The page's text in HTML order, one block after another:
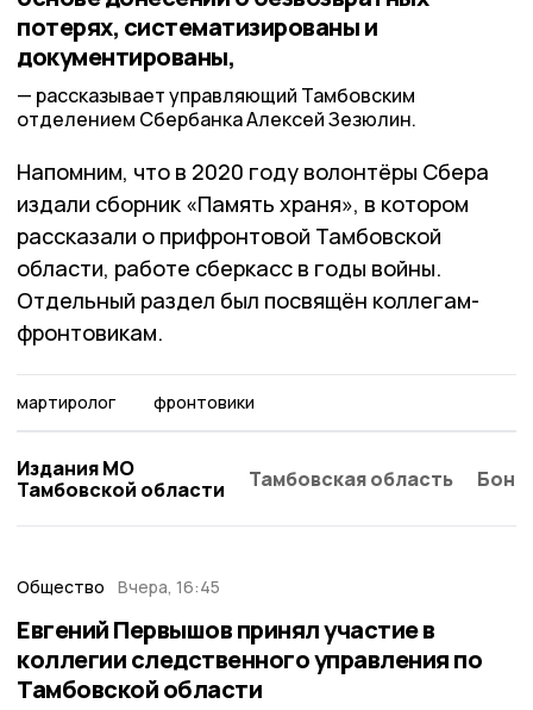
потерях, систематизированы и
документированы,
рассказывает управляющий Тамбовским
отделением Сбербанка Алексей Зезюлин.
Напомним, что в 2020 году волонтёры Сбера
издали сборник «Память храня», в котором
рассказали о прифронтовой Тамбовской
области, работе сберкасс в годы войны.
Отдельный раздел был посвящён коллегам-
фронтовикам.
мартиролог фронтовики
Издания МО
Тамбовской области
Тамбовская область
Общество Вчера, 16:45
Евгений Первышов принял участие в
коллегии следственного управления по
Тамбовской области